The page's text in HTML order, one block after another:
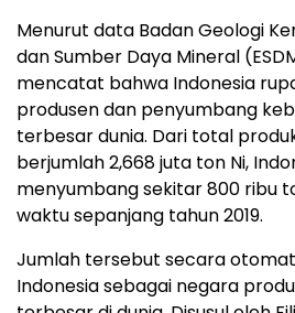
Menurut data Badan Geologi
dan Sumber Daya Mineral
mencatat bahwa Indonesia
produsen dan penyumbang
terbesar dunia. Dari total
berjumlah 2,668 juta ton Ni,
menyumbang sekitar 800 ribu
waktu sepanjang tahun 2019.
Jumlah tersebut secara
Indonesia sebagai negara